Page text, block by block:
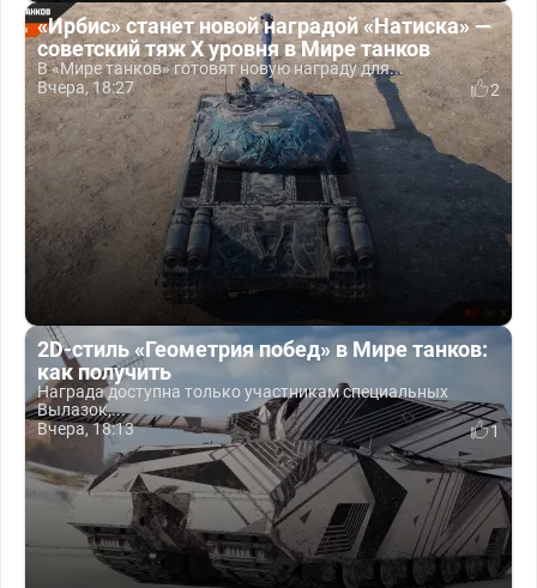
«Ирбис» станет новой наградой «Натиска» —
советский тяж X уровня в Мире танков
В «Мире танков» готовят новую награду для...
Вчера, 18:27
2
2D-стиль «Геометрия побед» в Мире танков:
как получить
Награда доступна только участникам специальных
Вылазок,...
Вчера, 18:13
1